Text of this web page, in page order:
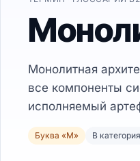
Монолитная
все компоненты
исполняемый
Буква «М» В